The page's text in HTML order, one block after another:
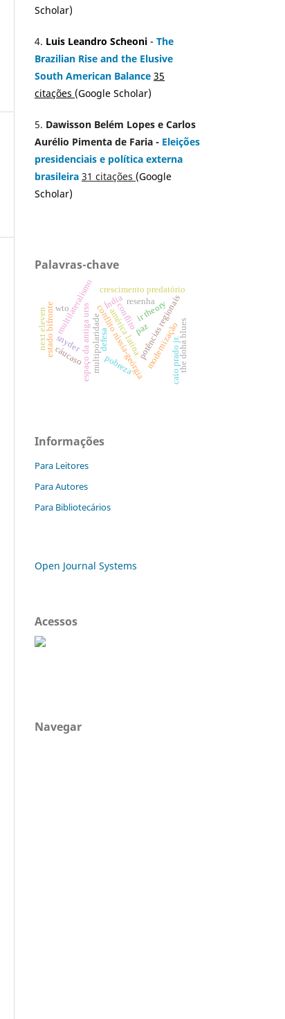
Scholar)
4. Luis Leandro Scheoni - The
Brazilian Rise and the Elusive
South American Balance 35
citações (Google Scholar)
5. Dawisson Belém Lopes e Carlos
Aurélio Pimenta de Faria - Eleições
presidenciais e política externa
brasileira 31 citações (Google
Scholar)
Palavras-chave
multipolaridade
multilateralismo conflito
defesa paz
conflito rússia-geórgia
espaço da antiga urss
cáucaso
estado bifronte potências regionais
Índia
modernização
pobreza
crescimento predatório
next eleven
caio prado jr.
ir theory
resenha
the doha blues
wto
snyder américa latina
Informações
Para Leitores
Para Autores
Para Bibliotecários
Open Journal Systems
Acessos
Navegar